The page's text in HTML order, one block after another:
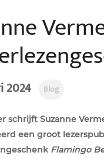
2024 Blog
schrijft Suzanne
een groot
Flamingo